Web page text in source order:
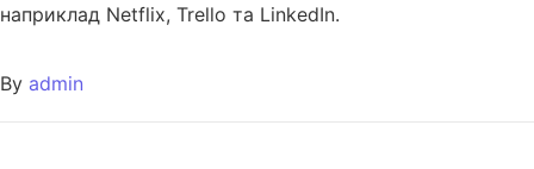
наприклад Netflix, Trello та LinkedIn.
By admin